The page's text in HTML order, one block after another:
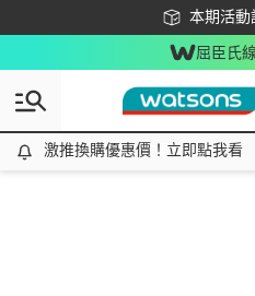
本期活動
下載app
屈臣氏
激推換購優惠價！立即點我看
激推換購優惠價！立即點我看